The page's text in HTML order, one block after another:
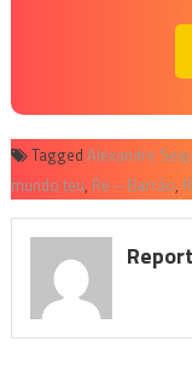
Tagged Alexandre
mundo teu, Re – Barrão,